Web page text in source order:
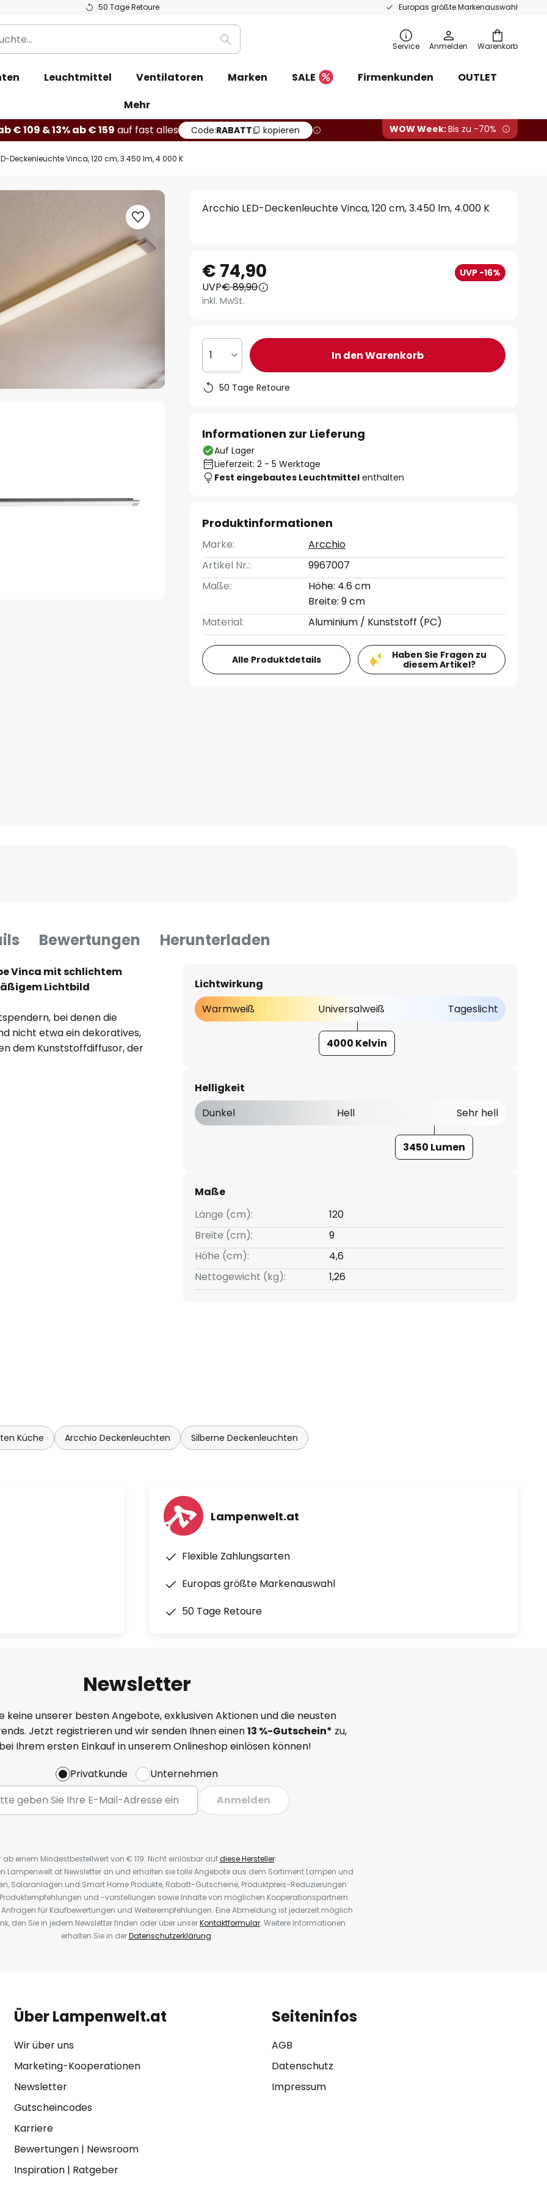
50 Tage Retoure Europas größte Markenauswahl
Warenkorb
Suche Service Anmelden
Leuchtmittel Ventilatoren Marken SALE Firmenkunden
OUTLET
Mehr
€ 109 & 13% ab € 159 auf fast alles Code:RABATT kopieren WOW Week:Bis zu -70%
Deckenleuchte Vinca, 120 cm, 3.450 lm, 4.000 K
Arcchio LED-Deckenleuchte Vinca, 120 cm, 3.450 lm, 4.000 K
€ 74,90 UVP -16%
UVP€ 89,90
inkl. MwSt.
1 In den Warenkorb
50 Tage Retoure
Informationen zur Lieferung
Auf Lager
Lieferzeit: 2 - 5 Werktage
Fest eingebautes Leuchtmittel enthalten
Produktinformationen
Marke:
Arcchio
Artikel Nr.:
9967007
Maße:
Höhe: 4.6 cm
Breite: 9 cm
Material:
Aluminium / Kunststoff (PC)
Alle Produktdetails
Haben Sie Fragen zu
diesem Artikel?
Bewertungen Herunterladen
Vinca mit schlichtem
Lichtbild
bei denen die
nicht etwa ein dekoratives,
dem Kunststoffdiffusor, der
Lichtwirkung
Warmweiß
Universalweiß Tageslicht
4000 Kelvin
Helligkeit
Dunkel
Hell Sehr hell
3450 Lumen
Maße
Länge (cm):
120
Breite (cm):
9
Höhe (cm):
4,6
Nettogewicht (kg):
1,26
Küche Arcchio Deckenleuchten Silberne Deckenleuchten
Lampenwelt.at
Flexible Zahlungsarten
Europas größte Markenauswahl
50 Tage Retoure
Newsletter
keine unserer besten Angebote, exklusiven Aktionen und die neusten
Jetzt registrieren und wir senden Ihnen einen13 %-Gutschein* zu,
Ihrem ersten Einkauf in unserem Onlineshop einlösen können!
Privatkunde
Unternehmen
Anmelden
ab einem Mindestbestellwert von € 119. Nicht einlösbar aufdiese Hersteller.
Lampenwelt.at Newsletter an und erhalten sie tolle Angebote aus dem Sortiment Lampen und
Solaranlagen und Smart Home Produkte, Rabatt-Gutscheine, Produktpreis-Reduzierungen
und -vorstellungen sowie Inhalte von möglichen Kooperationspartnern
für Kaufbewertungen und Weiterempfehlungen. Eine Abmeldung ist jederzeit möglich
den Sie in jedem Newsletter finden oder über unserKontaktformular. Weitere Informationen
erhalten Sie in derDatenschutzerklärung.
Über Lampenwelt.at
Wir über uns
Marketing-Kooperationen
Newsletter
Gutscheincodes
Karriere
Bewertungen| Newsroom
Inspiration| Ratgeber
Seiteninfos
AGB
Datenschutz
Impressum